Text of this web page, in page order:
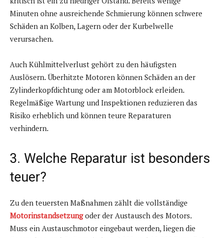
Minuten ohne ausreichende Schmierung können schwere
Schäden an Kolben, Lagern oder der Kurbelwelle
verursachen.
Auch Kühlmittelverlust gehört zu den häufigsten
Auslösern. Überhitzte Motoren können Schäden an der
Zylinderkopfdichtung oder am Motorblock erleiden.
Regelmäßige Wartung und Inspektionen reduzieren das
Risiko erheblich und können teure Reparaturen
verhindern.
3. Welche Reparatur ist besonders
teuer?
Zu den teuersten Maßnahmen zählt die vollständige
Motorinstandsetzungoder der Austausch des Motors.
Muss ein Austauschmotor eingebaut werden, liegen die